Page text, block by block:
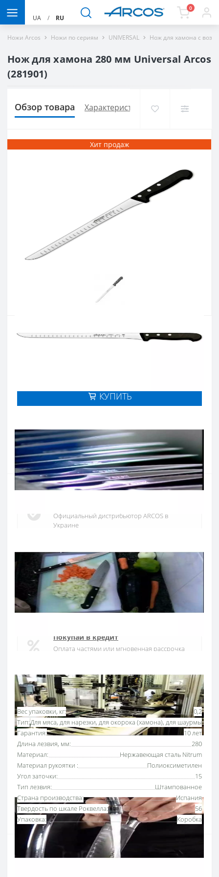
UA / RU
0
Ножи Arcos Ножи по сериям UNIVERSAL Нож для хамона с
Нож для хамона 280 мм Universal Arcos
(281901)
Обзор товара Характеристики Доставка и
Хит продаж
Наличие:В наличии
КУПИТЬ
Введите номер телефона и мы перезвоним
Купить
Основные характеристики Все характеристики
Вес упаковки, кг:
0,2
Тип:Для мяса, для нарезки, для окорока (хамона), для шаурмы
Гарантия:
10 лет
Длина лезвия, мм:
280
Материал:
Нержавеющая сталь Nitrum
Материал рукоятки :
Полиоксиметилен
Угол заточки:
15
Тип лезвия:
Штампованное
Страна производства:
Испания
Твердость по шкале Роквелла:
56
Упаковка:
Коробка
Официальный дистрибьютор ARCOS в
Украине
Быстрая доставка
Доставка в течении 1-3 дней по Украине
Гарантия качества
10 лет гарантия на ножи
Покупай в кредит
Оплата частями или мгновенная рассрочка
Нож для хамона 280 мм серии «
Юниверсал» Аркос